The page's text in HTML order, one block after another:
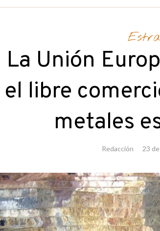
La Unión
el libre
metales
Redacción 23